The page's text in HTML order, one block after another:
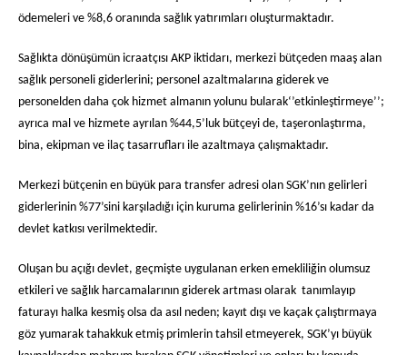
ödemeleri ve %8,6 oranında sağlık yatırımları oluşturmaktadır.
Sağlıkta dönüşümün icraatçısı AKP iktidarı, merkezi bütçeden maaş alan
sağlık personeli giderlerini; personel azaltmalarına giderek ve
personelden daha çok hizmet almanın yolunu bularak‘’etkinleştirmeye’’;
ayrıca mal ve hizmete ayrılan %44,5’luk bütçeyi de, taşeronlaştırma,
bina, ekipman ve ilaç tasarrufları ile azaltmaya çalışmaktadır.
Merkezi bütçenin en büyük para transfer adresi olan SGK’nın gelirleri
giderlerinin %77’sini karşıladığı için kuruma gelirlerinin %16’sı kadar da
devlet katkısı verilmektedir.
Oluşan bu açığı devlet, geçmişte uygulanan erken emekliliğin olumsuz
etkileri ve sağlık harcamalarının giderek artması olarak tanımlayıp
faturayı halka kesmiş olsa da asıl neden; kayıt dışı ve kaçak çalıştırmaya
göz yumarak tahakkuk etmiş primlerin tahsil etmeyerek, SGK’yı büyük